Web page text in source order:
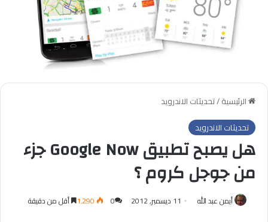
الرئيسية/تحديثات الاندرويد
تحديثات الاندرويد
هل يصبح تطبيق Google Now جزء
من جوجل كروم ؟
أيمن عبد الله 11 ديسمبر, 2012 0 أقل من دقيقة